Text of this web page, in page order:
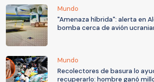
Mundo
"Amenaza híbrida": alerta en
bomba cerca de avión
Mundo
Recolectores de basura lo
recuperarlo: hombre ganó